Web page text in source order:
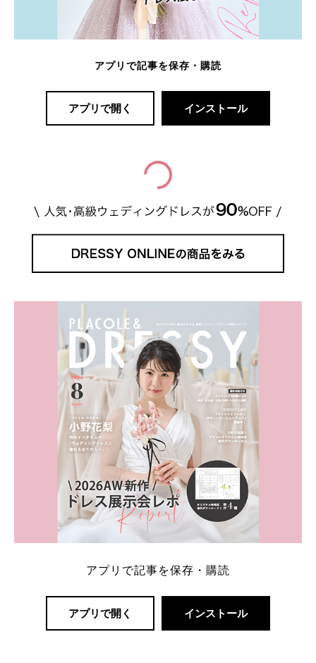
アプリで記事を保存・購読
アプリで開く インストール
アプリで記事を保存・購読
アプリで開く インストール